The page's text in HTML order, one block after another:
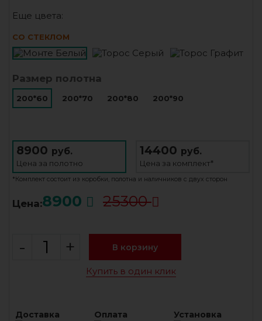
Еще цвета:
СО СТЕКЛОМ
Размер полотна
200*60 200*70 200*80 200*90
8900 руб.
Цена за полотно
14400 руб.
Цена за комплект*
*Комплект состоит из коробки, полотна и наличников с двух сторон
Цена:8900 25300
- + В корзину
Купить в один клик
Доставка Оплата Установка